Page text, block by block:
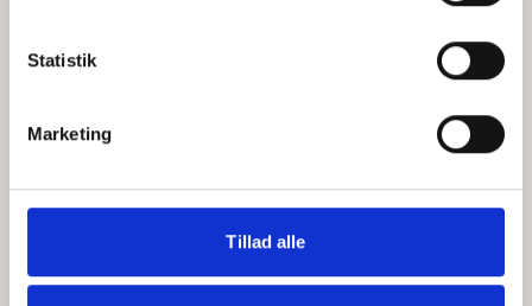
Statistik
Marketing
Tillad alle
Hvem er CEPOS
Medarbejdere
ABCepos
Podcast